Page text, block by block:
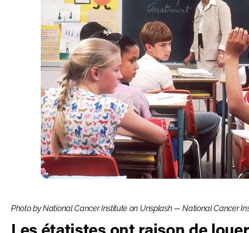
Photo by National Cancer Institute on Unsplash —National Cancer